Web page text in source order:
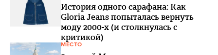
История одного сарафана: Как
Gloria Jeans попыталась вернуть
моду 2000-х (и столкнулась с
критикой)
МЕСТО